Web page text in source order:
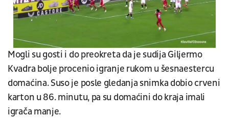
Mogli su gosti i do preokreta da je sudija Giljermo
Kvadra bolje procenio igranje rukom u šesnaestercu
domaćina. Suso je posle gledanja snimka dobio crveni
karton u 86. minutu, pa su domaćini do kraja imali
igrača manje.